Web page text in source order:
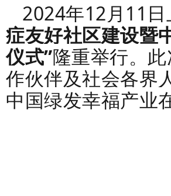
2024年12月11日
症友好社区建设暨
仪式”隆重举行。
作伙伴及社会各界
中国绿发幸福产业